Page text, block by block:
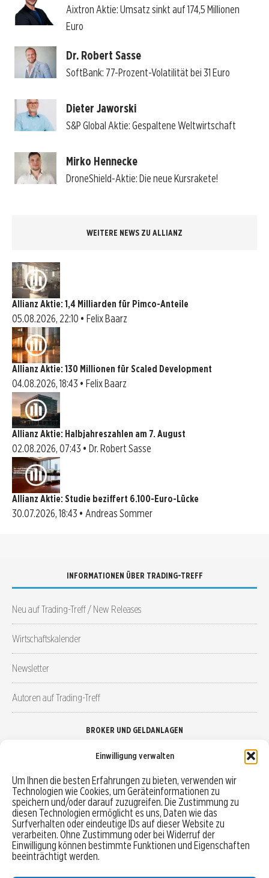
Einwilligung verwalten
Um Ihnen die besten Erfahrungen zu bieten, verwenden wir
Technologien wie Cookies, um Geräteinformationen zu
speichern und/oder darauf zuzugreifen. Die Zustimmung zu
diesen Technologien ermöglicht es uns, Daten wie das
Surfverhalten oder eindeutige IDs auf dieser Website zu
verarbeiten. Ohne Zustimmung oder bei Widerruf der
Einwilligung können bestimmte Funktionen und Eigenschaften
beeinträchtigt werden.
Aixtron Aktie: Umsatz sinkt auf 174,5 Millionen
Euro
Dr. Robert Sasse
SoftBank: 77-Prozent-Volatilität bei 31 Euro
Dieter Jaworski
S&P Global Aktie: Gespaltene Weltwirtschaft
Mirko Hennecke
DroneShield-Aktie: Die neue Kursrakete!
WEITERE NEWS ZU ALLIANZ
Allianz Aktie: 1,4 Milliarden für Pimco-Anteile
05.08.2026, 22:10 • Felix Baarz
Allianz Aktie: 130 Millionen für Scaled Development
04.08.2026, 18:43 • Felix Baarz
Allianz Aktie: Halbjahreszahlen am 7. August
02.08.2026, 07:43 • Dr. Robert Sasse
Allianz Aktie: Studie beziffert 6.100-Euro-Lücke
30.07.2026, 18:43 • Andreas Sommer
INFORMATIONEN ÜBER TRADING-TREFF
Neu auf Trading-Treff / New Releases
Wirtschaftskalender
Newsletter
Autoren auf Trading-Treff
BROKER UND GELDANLAGEN
Robo-Advisor vergleichen
Depotvergleich
Festgeld vergleichen